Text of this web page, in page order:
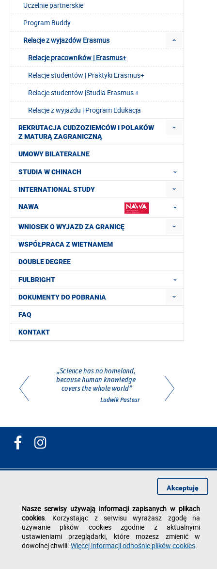
Uczelnie partnerskie
Program Buddy
Relacje z wyjazdów Erasmus
Relacje pracowników | Erasmus+
Relacje studentów | Praktyki Erasmus+
Relacje studentów |Studia Erasmus +
Relacje z wyjazdu | Program Edukacja
REKRUTACJA CUDZOZIEMCÓW I POLAKÓW
Z MATURĄ ZAGRANICZNĄ
UMOWY BILATERALNE
STUDIA W CHINACH
INTERNATIONAL STUDY
NAWA
WNIOSEK O WYJAZD ZA GRANICĘ
WSPÓŁPRACA Z WIETNAMEM
DOUBLE DEGREE
FULBRIGHT
DOKUMENTY DO POBRANIA
FAQ
KONTAKT
tel./fax: +48 17 743 25 05
e-mail: epta @prz.edu.pl
Deklaracja dostępności
Polityka prywatności
Nasze serwisy używają informacji zapisanych w plikach
cookies. Korzystając z serwisu wyrażasz zgodę na
używanie plików cookies zgodnie z aktualnymi
ustawieniami przeglądarki, które możesz zmienić w
dowolnej chwili. Więcej informacji odnośnie plików cookies.
Akceptuję